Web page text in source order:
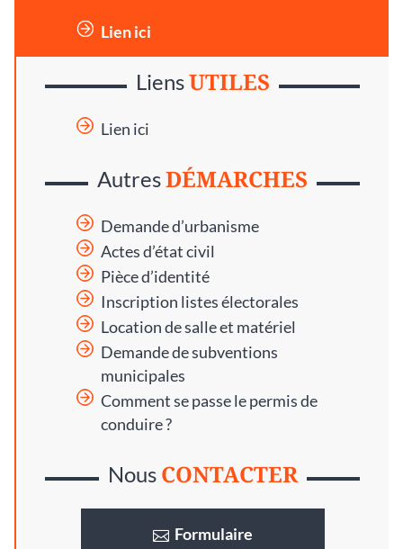
Lien ici
LiensUTILES
Lien ici
AutresDÉMARCHES
Demande d’urbanisme
Actes d’état civil
Pièce d’identité
Inscription listes électorales
Location de salle et matériel
Demande de subventions
municipales
Comment se passe le permis de
conduire ?
Nous CONTACTER
Formulaire